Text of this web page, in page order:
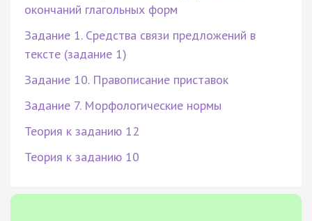
окончаний глагольных форм
Задание 1. Средства связи предложений в
тексте (задание 1)
Задание 10. Правописание приставок
Задание 7. Морфологические нормы
Теория к заданию 12
Теория к заданию 10